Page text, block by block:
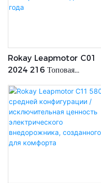
Rokay Leapmotor C01
2024 216 Топовая
Высочайший Комфорт По
Средней Цене:
Электрический Седан 2024
Года